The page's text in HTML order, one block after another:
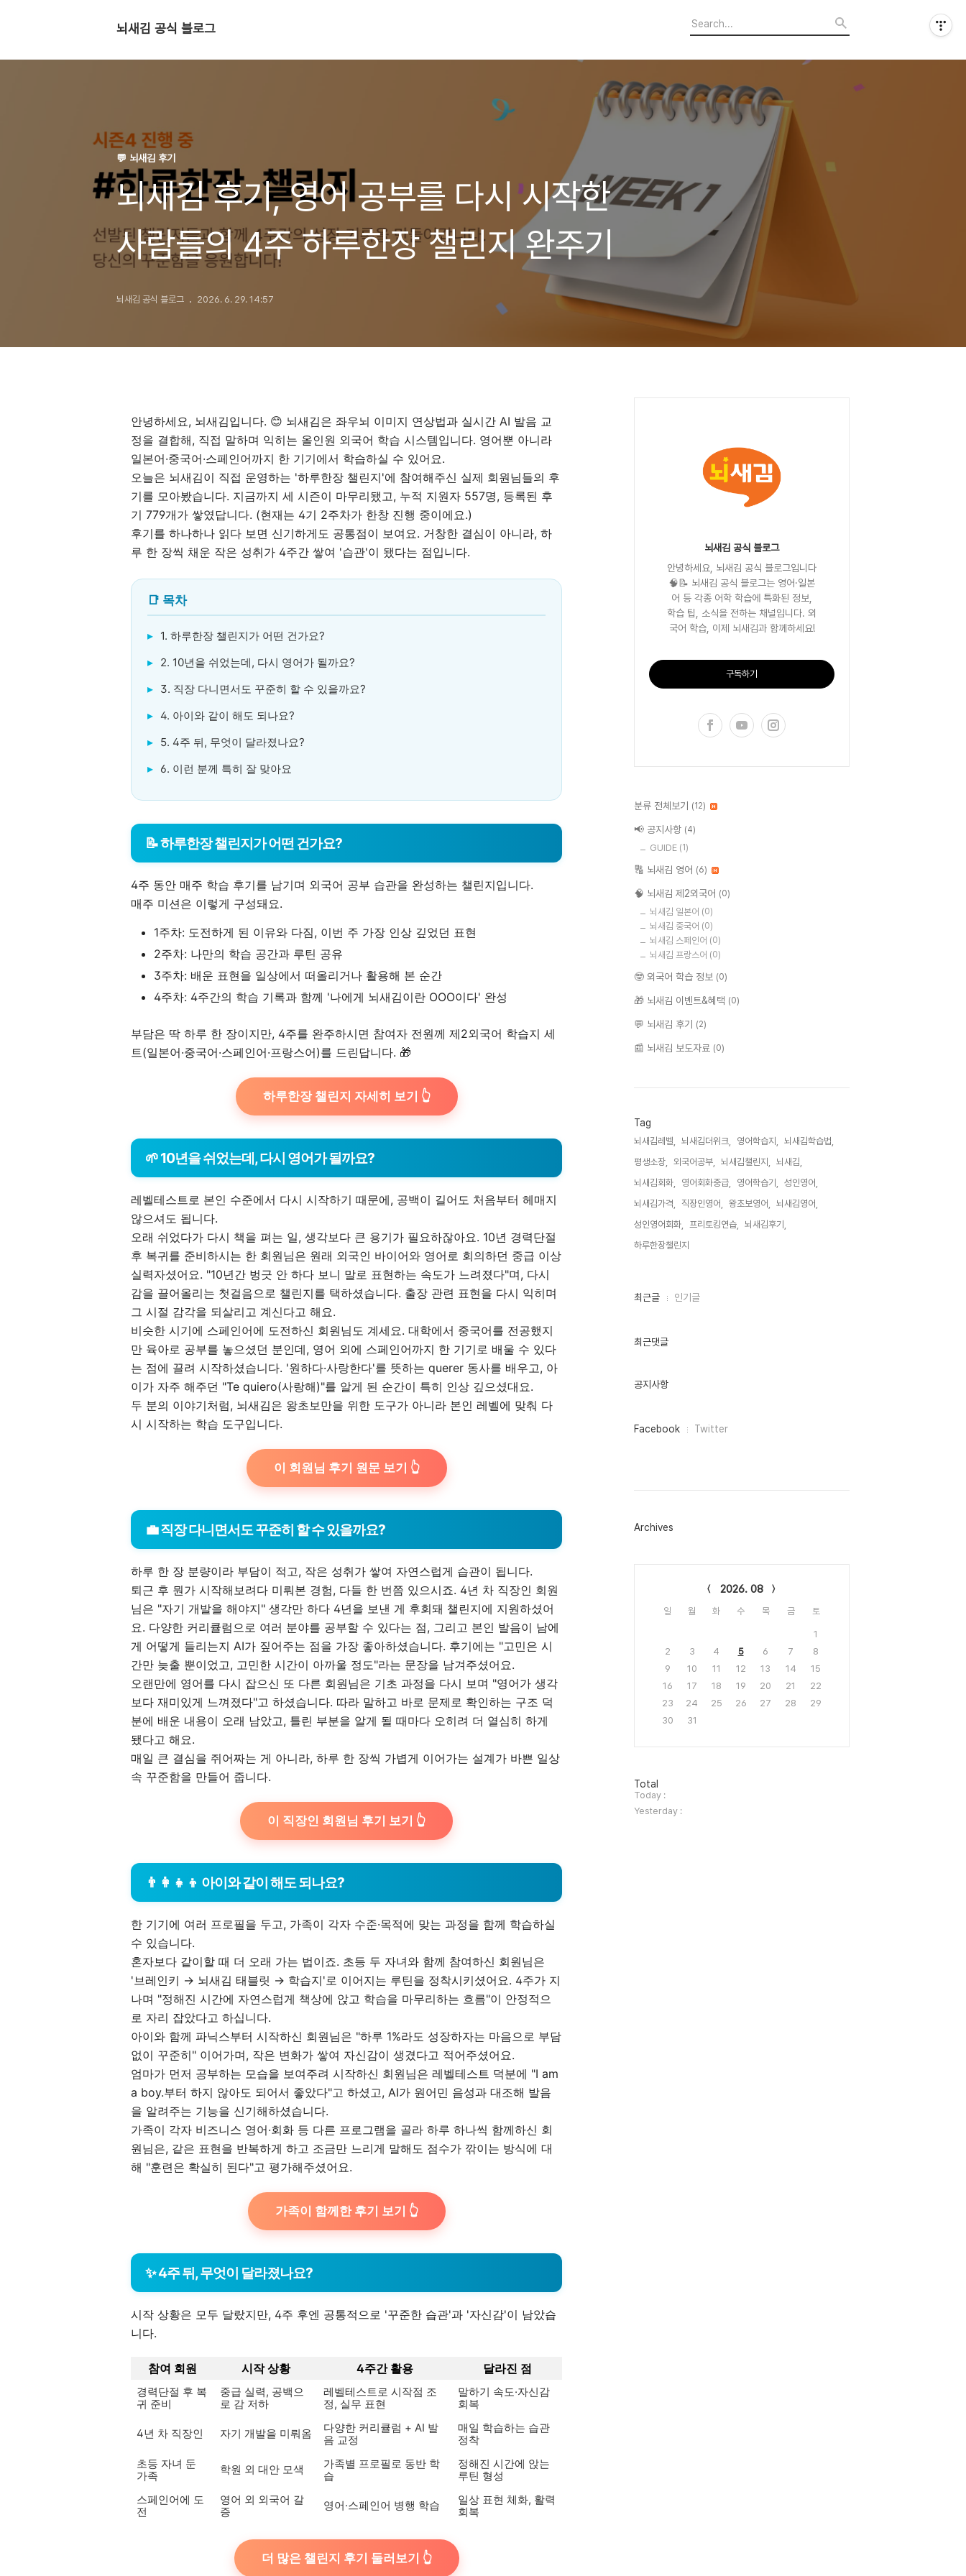
뇌새김 공식 블로그
💬 뇌새김 후기
뇌새김 후기, 영어 공부를 다시 시작한
사람들의 4주 하루한장 챌린지 완주기
뇌새김 공식 블로그 2026. 6. 29. 14:57
안녕하세요, 뇌새김입니다. 😊 뇌새김은 좌우뇌 이미지 연상법과 실시간 AI 발음 교
정을 결합해, 직접 말하며 익히는 올인원 외국어 학습 시스템입니다. 영어뿐 아니라
일본어·중국어·스페인어까지 한 기기에서 학습하실 수 있어요.
오늘은 뇌새김이 직접 운영하는 '하루한장 챌린지'에 참여해주신 실제 회원님들의 후
기를 모아봤습니다. 지금까지 세 시즌이 마무리됐고, 누적 지원자 557명, 등록된 후
기 779개가 쌓였답니다. (현재는 4기 2주차가 한창 진행 중이에요.)
후기를 하나하나 읽다 보면 신기하게도 공통점이 보여요. 거창한 결심이 아니라, 하
루 한 장씩 채운 작은 성취가 4주간 쌓여 '습관'이 됐다는 점입니다.
📑 목차
1. 하루한장 챌린지가 어떤 건가요?
2. 10년을 쉬었는데, 다시 영어가 될까요?
3. 직장 다니면서도 꾸준히 할 수 있을까요?
4. 아이와 같이 해도 되나요?
5. 4주 뒤, 무엇이 달라졌나요?
6. 이런 분께 특히 잘 맞아요
📝 하루한장 챌린지가 어떤 건가요?
4주 동안 매주 학습 후기를 남기며 외국어 공부 습관을 완성하는 챌린지입니다.
매주 미션은 이렇게 구성돼요.
1주차: 도전하게 된 이유와 다짐, 이번 주 가장 인상 깊었던 표현
2주차: 나만의 학습 공간과 루틴 공유
3주차: 배운 표현을 일상에서 떠올리거나 활용해 본 순간
4주차: 4주간의 학습 기록과 함께 '나에게 뇌새김이란 OOO이다' 완성
부담은 딱 하루 한 장이지만, 4주를 완주하시면 참여자 전원께 제2외국어 학습지 세
트(일본어·중국어·스페인어·프랑스어)를 드린답니다. 🎁
하루한장 챌린지 자세히 보기 👆
🌱 10년을 쉬었는데, 다시 영어가 될까요?
레벨테스트로 본인 수준에서 다시 시작하기 때문에, 공백이 길어도 처음부터 헤매지
않으셔도 됩니다.
오래 쉬었다가 다시 책을 펴는 일, 생각보다 큰 용기가 필요하잖아요. 10년 경력단절
후 복귀를 준비하시는 한 회원님은 원래 외국인 바이어와 영어로 회의하던 중급 이상
실력자셨어요. "10년간 벙긋 안 하다 보니 말로 표현하는 속도가 느려졌다"며, 다시
감을 끌어올리는 첫걸음으로 챌린지를 택하셨습니다. 출장 관련 표현을 다시 익히며
그 시절 감각을 되살리고 계신다고 해요.
비슷한 시기에 스페인어에 도전하신 회원님도 계세요. 대학에서 중국어를 전공했지
만 육아로 공부를 놓으셨던 분인데, 영어 외에 스페인어까지 한 기기로 배울 수 있다
는 점에 끌려 시작하셨습니다. '원하다·사랑한다'를 뜻하는 querer 동사를 배우고, 아
이가 자주 해주던 "Te quiero(사랑해)"를 알게 된 순간이 특히 인상 깊으셨대요.
두 분의 이야기처럼, 뇌새김은 왕초보만을 위한 도구가 아니라 본인 레벨에 맞춰 다
시 시작하는 학습 도구입니다.
이 회원님 후기 원문 보기 👆
💼 직장 다니면서도 꾸준히 할 수 있을까요?
하루 한 장 분량이라 부담이 적고, 작은 성취가 쌓여 자연스럽게 습관이 됩니다.
퇴근 후 뭔가 시작해보려다 미뤄본 경험, 다들 한 번쯤 있으시죠. 4년 차 직장인 회원
님은 "자기 개발을 해야지" 생각만 하다 4년을 보낸 게 후회돼 챌린지에 지원하셨어
요. 다양한 커리큘럼으로 여러 분야를 공부할 수 있다는 점, 그리고 본인 발음이 남에
게 어떻게 들리는지 AI가 짚어주는 점을 가장 좋아하셨습니다. 후기에는 "고민은 시
간만 늦출 뿐이었고, 고민한 시간이 아까울 정도"라는 문장을 남겨주셨어요.
오랜만에 영어를 다시 잡으신 또 다른 회원님은 기초 과정을 다시 보며 "영어가 생각
보다 재미있게 느껴졌다"고 하셨습니다. 따라 말하고 바로 문제로 확인하는 구조 덕
분에 배운 내용이 오래 남았고, 틀린 부분을 알게 될 때마다 오히려 더 열심히 하게
됐다고 해요.
매일 큰 결심을 쥐어짜는 게 아니라, 하루 한 장씩 가볍게 이어가는 설계가 바쁜 일상
속 꾸준함을 만들어 줍니다.
이 직장인 회원님 후기 보기 👆
👨‍👩‍👧‍👦 아이와 같이 해도 되나요?
한 기기에 여러 프로필을 두고, 가족이 각자 수준·목적에 맞는 과정을 함께 학습하실
수 있습니다.
혼자보다 같이할 때 더 오래 가는 법이죠. 초등 두 자녀와 함께 참여하신 회원님은
'브레인키 → 뇌새김 태블릿 → 학습지'로 이어지는 루틴을 정착시키셨어요. 4주가 지
나며 "정해진 시간에 자연스럽게 책상에 앉고 학습을 마무리하는 흐름"이 안정적으
로 자리 잡았다고 하십니다.
아이와 함께 파닉스부터 시작하신 회원님은 "하루 1%라도 성장하자는 마음으로 부담
없이 꾸준히" 이어가며, 작은 변화가 쌓여 자신감이 생겼다고 적어주셨어요.
엄마가 먼저 공부하는 모습을 보여주려 시작하신 회원님은 레벨테스트 덕분에 "I am
a boy.부터 하지 않아도 되어서 좋았다"고 하셨고, AI가 원어민 음성과 대조해 발음
을 알려주는 기능을 신기해하셨습니다.
가족이 각자 비즈니스 영어·회화 등 다른 프로그램을 골라 하루 하나씩 함께하신 회
원님은, 같은 표현을 반복하게 하고 조금만 느리게 말해도 점수가 깎이는 방식에 대
해 "훈련은 확실히 된다"고 평가해주셨어요.
가족이 함께한 후기 보기 👆
✨ 4주 뒤, 무엇이 달라졌나요?
시작 상황은 모두 달랐지만, 4주 후엔 공통적으로 '꾸준한 습관'과 '자신감'이 남았습
니다.
참여 회원 시작 상황 4주간 활용 달라진 점
경력단절 후 복
귀 준비
중급 실력, 공백으
로 감 저하
레벨테스트로 시작점 조
정, 실무 표현
말하기 속도·자신감
회복
4년 차 직장인 자기 개발을 미뤄옴
다양한 커리큘럼 + AI 발
음 교정
매일 학습하는 습관
정착
초등 자녀 둔
가족
학원 외 대안 모색
가족별 프로필로 동반 학
습
정해진 시간에 앉는
루틴 형성
스페인어에 도
전
영어 외 외국어 갈
증
영어·스페인어 병행 학습
일상 표현 체화, 활력
회복
더 많은 챌린지 후기 둘러보기 👆
뇌새김 공식 블로그
안녕하세요, 뇌새김 공식 블로그입니다
🧠📝 뇌새김 공식 블로그는 영어·일본
어 등 각종 어학 학습에 특화된 정보,
학습 팁, 소식을 전하는 채널입니다. 외
국어 학습, 이제 뇌새김과 함께하세요!
구독하기
분류 전체보기 (12)
📢 공지사항 (4)
GUIDE (1)
🔠 뇌새김 영어 (6)
🧠 뇌새김 제2외국어 (0)
뇌새김 일본어 (0)
뇌새김 중국어 (0)
뇌새김 스페인어 (0)
뇌새김 프랑스어 (0)
🤓 외국어 학습 정보 (0)
🎁 뇌새김 이벤트&혜택 (0)
💬 뇌새김 후기 (2)
📰 뇌새김 보도자료 (0)
Tag
뇌새김레벨, 뇌새김더위크, 영어학습지,
뇌새김학습법,
평생소장,
외국어공부, 뇌새김챌린지,
뇌새김,
뇌새김회화,
영어회화중급, 영어학습기,
성인영어,
뇌새김가격,
직장인영어, 왕초보영어,
뇌새김영어,
성인영어회화,
프리토킹연습,
뇌새김후기,
하루한장챌린지,
최
인
최근글 인기글
최근댓글
공지사항
페
그
Facebook Twitter
Archives
2026. 08
일 월 화 수 목 금 토
1
2
3 4 5 6 7
8
9
10 11 12 13 14
15
16
17 18 19 20 21
22
23
24 25 26 27 28
29
30
31
방
문
자
수
Total
Today :
Yesterday :